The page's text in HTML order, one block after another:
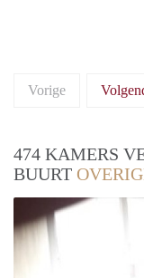
Vorige
474 KAMERS
BUURT